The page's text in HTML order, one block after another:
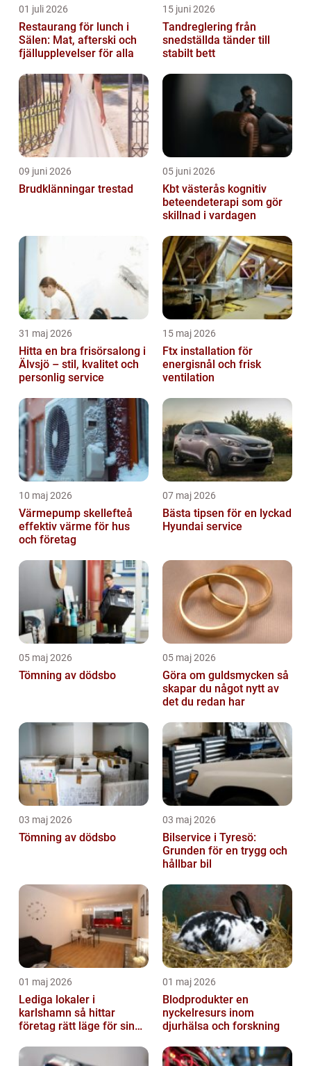
01 juli 2026
Restaurang för lunch i
Sälen: Mat, afterski och
fjällupplevelser för alla
15 juni 2026
Tandreglering från
snedställda tänder till
stabilt bett
09 juni 2026
Brudklänningar trestad
05 juni 2026
Kbt västerås kognitiv
beteendeterapi som gör
skillnad i vardagen
31 maj 2026
Hitta en bra frisörsalong i
Älvsjö – stil, kvalitet och
personlig service
15 maj 2026
Ftx installation för
energisnål och frisk
ventilation
10 maj 2026
Värmepump skellefteå
effektiv värme för hus
och företag
07 maj 2026
Bästa tipsen för en lyckad
Hyundai service
05 maj 2026
Tömning av dödsbo
05 maj 2026
Göra om guldsmycken så
skapar du något nytt av
det du redan har
03 maj 2026
Tömning av dödsbo
03 maj 2026
Bilservice i Tyresö:
Grunden för en trygg och
hållbar bil
01 maj 2026
Lediga lokaler i
karlshamn så hittar
företag rätt läge för sin
01 maj 2026
Blodprodukter en
nyckelresurs inom
djurhälsa och forskning